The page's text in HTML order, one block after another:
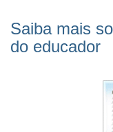
Saiba mais
do educador